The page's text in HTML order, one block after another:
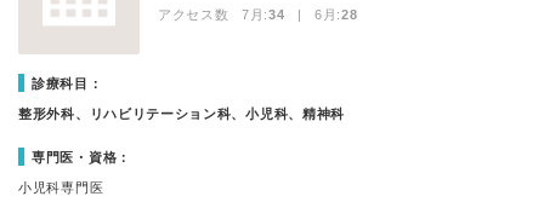
アクセス数 7月:34 | 6月:28
診療科目：
整形外科、リハビリテーション科、小児科、精神科
専門医・資格：
小児科専門医